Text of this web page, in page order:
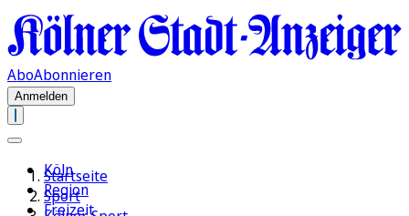
AboAbonnieren
Anmelden
Köln
Region
Freizeit
Startseite
Sport